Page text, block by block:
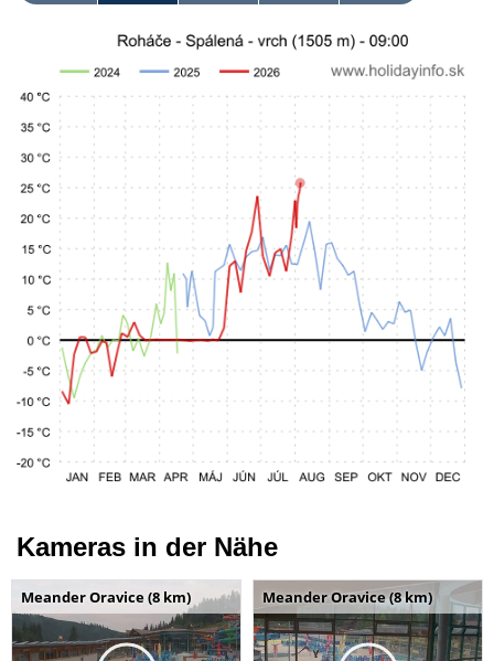
Kameras in der Nähe
Meander Oravice (8 km) Meander Oravice (8 km)